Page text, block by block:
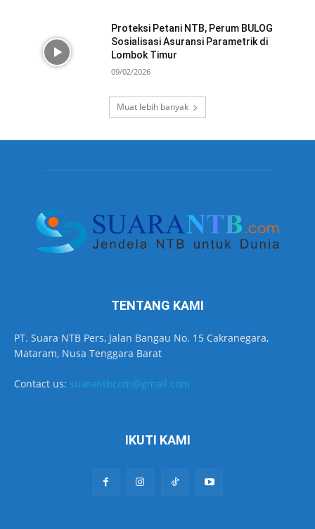
Proteksi Petani NTB, Perum BULOG
Sosialisasi Asuransi Parametrik di
Lombok Timur
09/02/2026
Muat lebih banyak
TENTANG KAMI
PT. Suara NTB Pers, Jalan Bangau No. 15 Cakranegara,
Mataram, Nusa Tenggara Barat
Contact us: suarantbcom@gmail.com
IKUTI KAMI